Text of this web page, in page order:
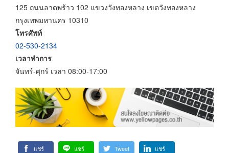
125 ถนนลาดพร้าว 102 แขวงวังทองหลาง เขตวังทองหลาง
กรุงเทพมหานคร 10310
โทรศัพท์
02-530-2134
เวลาทำการ
จันทร์-ศุกร์ เวลา 08:00-17:00
แชร์ แชร์ Tweet แชร์